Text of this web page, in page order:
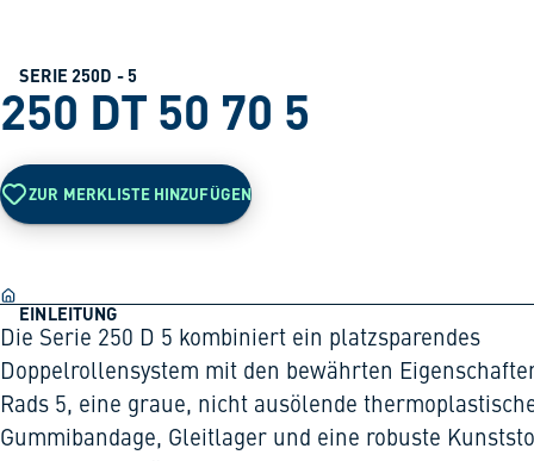
SERIE 250D - 5
250 DT 50 70 5
ZUR MERKLISTE HINZUFÜGEN
EINLEITUNG
Die Serie 250 D 5 kombiniert ein platzsparendes
Doppelrollensystem mit den bewährten
Rads 5, eine graue, nicht ausölende
Gummibandage, Gleitlager und eine robuste